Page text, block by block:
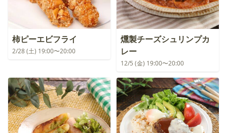
柿ピーエビフライ
2/28 (土) 19:00〜20:00
燻製チーズシュリンプカ
レー
12/5 (金) 19:00〜20:00